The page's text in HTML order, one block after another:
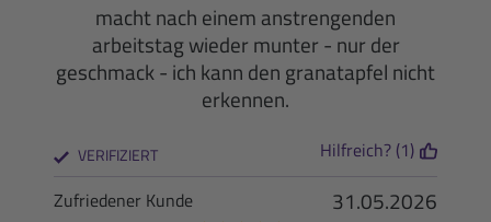
macht nach einem anstrengenden
arbeitstag wieder munter - nur der
geschmack - ich kann den granatapfel nicht
erkennen.
VERIFIZIERT Hilfreich? (1)
31.05.2026
Zufriedener Kunde